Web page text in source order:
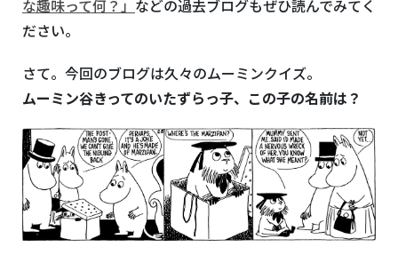
な趣味って何？」 などの過去ブログもぜひ読んでみてく
ださい。
さて。今回のブログは久々のムーミンクイズ。
ムーミン谷きってのいたずらっ子、この子の名前は？